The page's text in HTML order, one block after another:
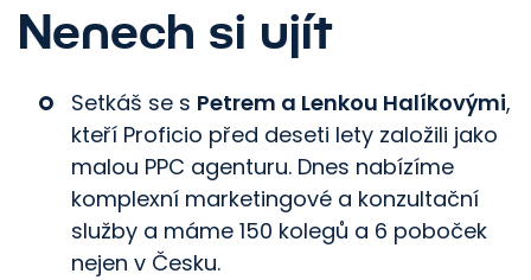
Nenech si ujít
Setkáš se s Petrem a Lenkou Halíkovými,
kteří Proficio před deseti lety založili jako
malou PPC agenturu. Dnes nabízíme
komplexní marketingové a konzultační
služby a máme 150 kolegů a 6 poboček
nejen v Česku.